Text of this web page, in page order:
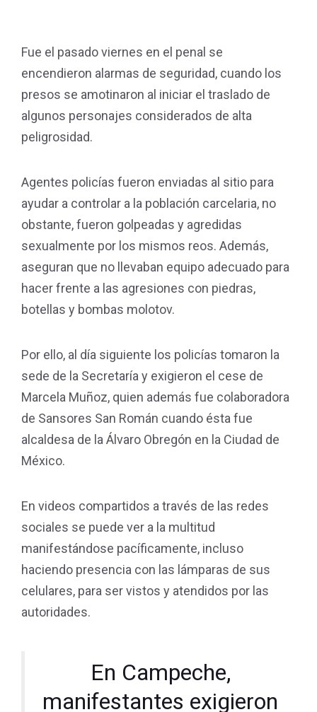
Fue el pasado viernes en el penal se
encendieron alarmas de seguridad, cuando los
presos se amotinaron al iniciar el traslado de
algunos personajes considerados de alta
peligrosidad.
Agentes policías fueron enviadas al sitio para
ayudar a controlar a la población carcelaria, no
obstante, fueron golpeadas y agredidas
sexualmente por los mismos reos. Además,
aseguran que no llevaban equipo adecuado para
hacer frente a las agresiones con piedras,
botellas y bombas molotov.
Por ello, al día siguiente los policías tomaron la
sede de la Secretaría y exigieron el cese de
Marcela Muñoz, quien además fue colaboradora
de Sansores San Román cuando ésta fue
alcaldesa de la Álvaro Obregón en la Ciudad de
México.
En videos compartidos a través de las redes
sociales se puede ver a la multitud
manifestándose pacíficamente, incluso
haciendo presencia con las lámparas de sus
celulares, para ser vistos y atendidos por las
autoridades.
En Campeche,
manifestantes exigieron